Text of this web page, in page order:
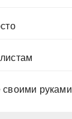
руками